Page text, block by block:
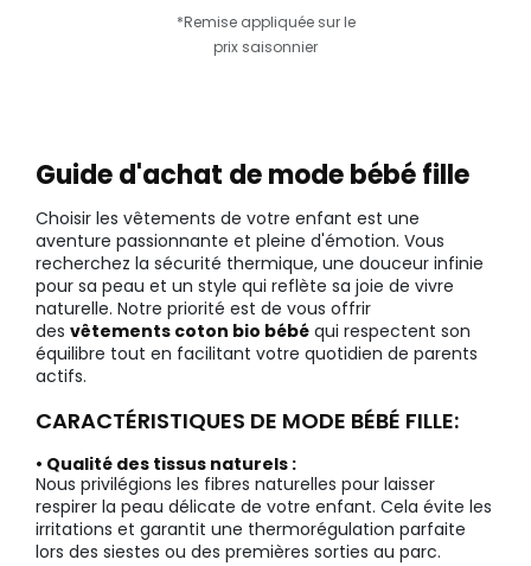
*Remise appliquée sur le
prix saisonnier
Guide d'achat de mode bébé fille
Choisir les vêtements de votre enfant est une
aventure passionnante et pleine d'émotion. Vous
recherchez la sécurité thermique, une douceur infinie
pour sa peau et un style qui reflète sa joie de vivre
naturelle. Notre priorité est de vous offrir
des vêtements coton bio bébé qui respectent son
équilibre tout en facilitant votre quotidien de parents
actifs.
CARACTÉRISTIQUES DE MODE BÉBÉ FILLE:
• Qualité des tissus naturels :
Nous privilégions les fibres naturelles pour laisser
respirer la peau délicate de votre enfant. Cela évite les
irritations et garantit une thermorégulation parfaite
lors des siestes ou des premières sorties au parc.